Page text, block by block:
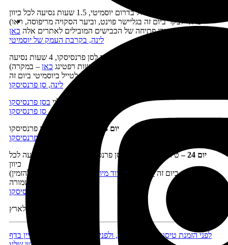
– יום טיול בדרום יוסמיטי, 1.5 שעות נסיעה לכל כיוון
(כדאי לבקר ביום זה בגליישר פוינט, וביער הסקויה מריפוסה, ראו
מועדי פתיחה של הכבישים המובילים לאתרים אלה כאן
)
לינה, בקרבת העמק של יוסמיטי
השלמות ביוסמיטי ונסיעה לסן פרנסיסקו, 4 שעות נסיעה
או לעשות רפטינג כאן – במקרה
לינה, סן פרנסיסקו
בילוי בסן פרנסיסקו
לינה, סן פרנסיסקו
יום 23 –
יום טיול נוסף בסן פרנסיסקו
לינה, סן פרנסיסקו
יום 24
–טיול בסביבת העיר סן פרנסיסקו, פחות משעה נסיעה לכל
כיוון
(מומלץ לנסוע ביום זהליערות הרדווד מיור
שמצפון לעיר – צריך להזמין
לינה, סן פרנסיסקו
טיסה לארץ
לפני הזמנת טיסות, מלונות ורכב, ולפני היציאה לדרך כדאי לעיין בדף